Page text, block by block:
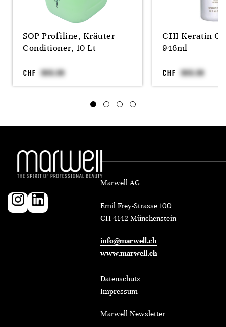
SOP Profiline, Kräuter
Conditioner, 10 Lt
CHF
CHI Keratin
946ml
CHF
Marwell AG
Emil Frey-Strasse 100
CH-4142 Münchenstein
info@marwell.ch
www.marwell.ch
Datenschutz
Impressum
Marwell Newsletter